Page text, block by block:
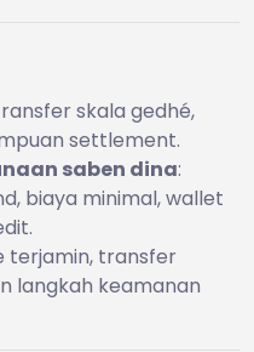
skala gedhé,
settlement.
saben dina:
biaya minimal, wallet
terjamin, transfer
langkah keamanan